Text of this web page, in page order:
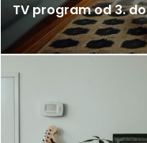
TV program od 3.